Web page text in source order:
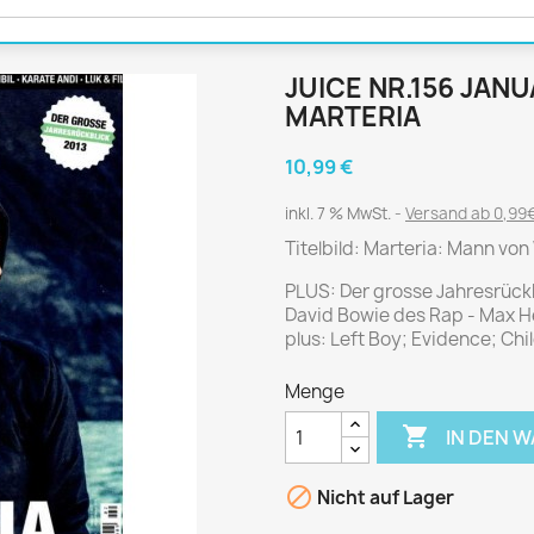
Shape
Gute Fahrt
Klassik Motorrad
MO Zeitschrift
Motorrad Classic
Motorrad Zeitschrift
Oldtimer Markt
Programmhefte Rennen
PS das Sport Motorrad
TOURENFAHRER
/ POLITIK / REISE &
URLAUB
JUICE NR.156
MARTERIA
10,99 €
inkl. 7 % MwSt. Versand ab
Titelbild: Marteria: Mann von
PLUS: Der grosse
David Bowie des Rap - Max
plus: Left Boy; Evidence;
Menge
 IN DEN
 Nicht auf Lager